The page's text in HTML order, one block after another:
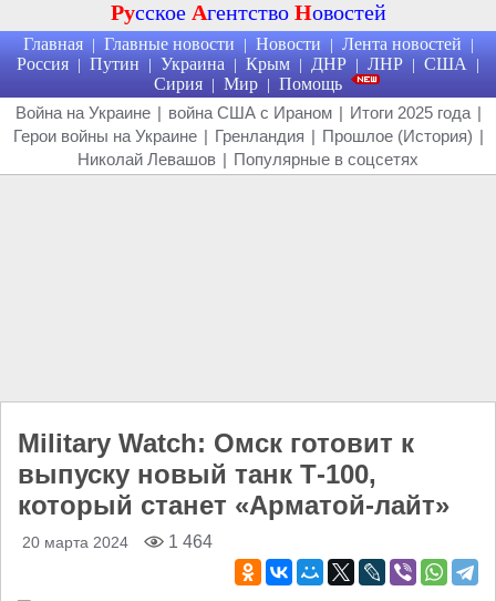
Русское Агентство Новостей
Главная | Главные новости | Новости | Лента новостей |
Россия | Путин | Украина | Крым | ДНР | ЛНР | США |
Сирия | Мир | Помощь
Война на Украине | война США с Ираном | Итоги 2025 года |
Герои войны на Украине | Гренландия | Прошлое (История) |
Николай Левашов | Популярные в соцсетях
Military Watch: Омск готовит к
выпуску новый танк Т-100,
который станет «Арматой-лайт»
20 марта 2024 1 464